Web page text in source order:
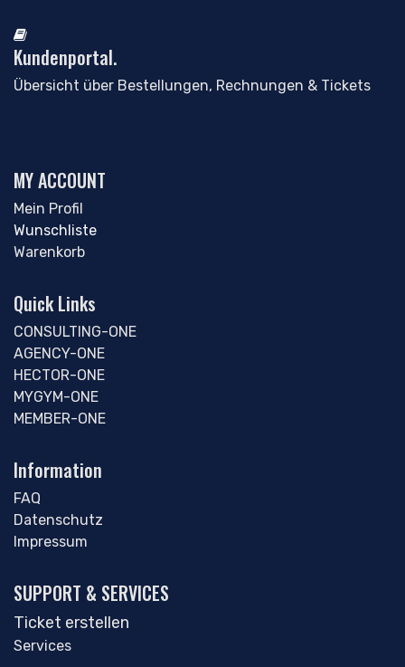
Kundenportal.
Übersicht über Bestellungen, Rechnungen & Tickets
MY ACCOUNT
Mein Profil
Wunschliste
Warenkorb
Quick Links
CONSULTING-ONE
AGENCY-ONE
HECTOR-ONE
MYGYM-ONE
MEMBER-ONE
Information
FAQ
Datenschutz
Impressum
SUPPORT & SERVICES
Ticket erstellen
Services